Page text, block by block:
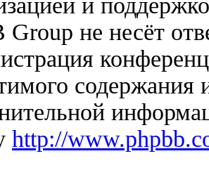
и
не несёт
содержания
http://